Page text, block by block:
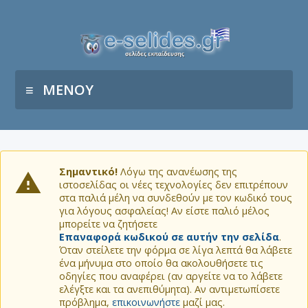
ΜΕΝΟΥ
Σημαντικό! Λόγω της ανανέωσης της
ιστοσελίδας οι νέες τεχνολογίες δεν επιτρέπουν
στα παλιά μέλη να συνδεθούν με τον κωδικό τους
για λόγους ασφαλείας! Αν είστε παλιό μέλος
μπορείτε να ζητήσετε
Επαναφορά κωδικού σε αυτήν την σελίδα.
Όταν στείλετε την φόρμα σε λίγα λεπτά θα λάβετε
ένα μήνυμα στο οποίο θα ακολουθήσετε τις
οδηγίες που αναφέρει (αν αργείτε να το λάβετε
ελέγξτε και τα ανεπιθύμητα). Αν αντιμετωπίσετε
πρόβλημα, επικοινωνήστε μαζί μας.